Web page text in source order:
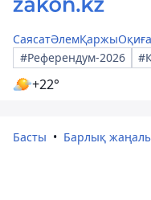
СаясатӘлемҚаржыОқиға
#Референдум-2026
+22°
Басты Барлық